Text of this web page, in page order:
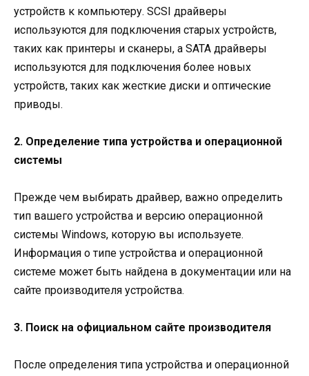
устройств к компьютеру. SCSI драйверы
используются для подключения старых устройств,
таких как принтеры и сканеры, а SATA драйверы
используются для подключения более новых
устройств, таких как жесткие диски и оптические
приводы.
2. Определение типа устройства и операционной
системы
Прежде чем выбирать драйвер, важно определить
тип вашего устройства и версию операционной
системы Windows, которую вы используете.
Информация о типе устройства и операционной
системе может быть найдена в документации или на
сайте производителя устройства.
3. Поиск на официальном сайте производителя
После определения типа устройства и операционной